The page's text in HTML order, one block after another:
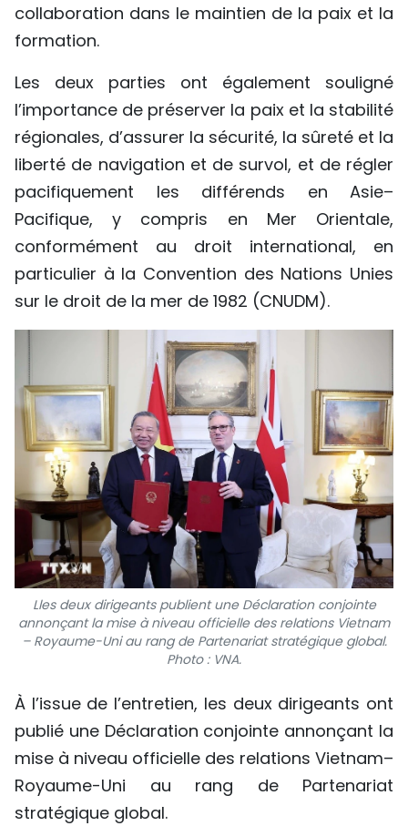
collaboration dans le maintien de la paix et la
formation.
Les deux parties ont également souligné
l’importance de préserver la paix et la stabilité
régionales, d’assurer la sécurité, la sûreté et la
liberté de navigation et de survol, et de régler
pacifiquement les différends en Asie–
Pacifique, y compris en Mer Orientale,
conformément au droit international, en
particulier à la Convention des Nations Unies
sur le droit de la mer de 1982 (CNUDM).
Lles deux dirigeants publient une Déclaration conjointe
annonçant la mise à niveau officielle des relations Vietnam
– Royaume-Uni au rang de Partenariat stratégique global.
Photo : VNA.
À l’issue de l’entretien, les deux dirigeants ont
publié une Déclaration conjointe annonçant la
mise à niveau officielle des relations Vietnam–
Royaume-Uni au rang de Partenariat
stratégique global.